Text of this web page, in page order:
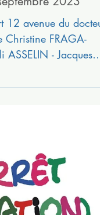
- du
2023
avenue du docteur
Christine FRAGA-